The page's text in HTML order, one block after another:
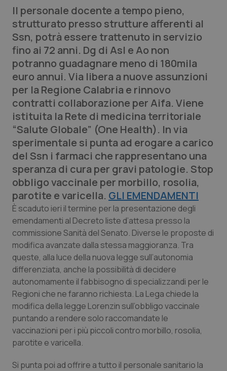
Calabria
Campania
Emilia-Romagna
Friuli Venezia Giulia
Lazio
Liguria
Lombardia
Marche
Molise
Piemonte
Provincia Autonoma di Bolzano
Provincia Autonoma di Trento
Puglia
Sardegna
Asma & BPCO
Car-T
Colesterolo & coronaropatie
Dermatite Atopica
Diabete & glucometri
Disturbi dell’umore
Dolore
Donna & Salute
Epatiti
HIV
Infezioni & Febbre
Ipertensione & Scompenso
Malattie rare
Malattia di Crohn & Rettocolite Ulcerosa
Il personale docente a tempo pieno,
strutturato presso strutture afferenti al
Ssn, potrà essere trattenuto in servizio
fino ai 72 anni. Dg di Asl e Ao non
potranno guadagnare meno di 180mila
euro annui. Via libera a nuove assunzioni
per la Regione Calabria e rinnovo
contratti collaborazione per Aifa. Viene
istituita la Rete di medicina territoriale
“Salute Globale” (One Health). In via
sperimentale si punta ad erogare a carico
del Ssn i farmaci che rappresentano una
speranza di cura per gravi patologie. Stop
obbligo vaccinale per morbillo, rosolia,
parotite e varicella. GLI EMENDAMENTI
È scaduto ieri il termine per la presentazione degli
emendamenti al Decreto liste d’attesa presso la
commissione Sanità del Senato. Diverse le proposte di
modifica avanzate dalla stessa maggioranza. Tra
queste, alla luce della nuova legge sull’autonomia
differenziata, anche la possibilità di decidere
autonomamente il fabbisogno di specializzandi per le
Regioni che ne faranno richiesta. La Lega chiede la
modifica della legge Lorenzin sull’obbligo vaccinale
puntando a rendere solo raccomandate le
vaccinazioni per i più piccoli contro morbillo, rosolia,
parotite e varicella.
Si punta poi ad offrire a tutto il personale sanitario la